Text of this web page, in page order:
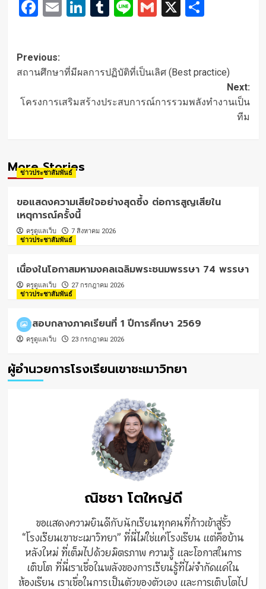
Facebook
Email
LinkedIn
Tumblr
LineGmail
X Share
Post
navigation
Previous:
สถานศึกษาที่มีผลการปฏิบัติที่เป็นเลิศ (Best practice)
Next:
โครงการเสริมสร้างประสบการณ์การรวมพลังทำงานเป็น
ทีม
More Stories
ข่าวประชาสัมพันธ์
ขอแสดงความเสียใจอย่างสุดซึ้ง ต่อการสูญเสียใน
เหตุการณ์ครั้งนี้
ครูดูแลเว็บ
7 สิงหาคม 2026
ข่าวประชาสัมพันธ์
เนื่องในโอกาสมหามงคลเฉลิมพระชนมพรรษา 74 พรรษา
ครูดูแลเว็บ
27 กรกฎาคม 2026
ข่าวประชาสัมพันธ์
การสอบกลางภาคเรียนที่ 1 ปีการศึกษา 2569
ครูดูแลเว็บ 23 กรกฎาคม 2026
ผู้อำนวยการโรงเรียนเขาชะเมาวิทยา
ณิชชา โตใหญ่ดี
ขอแสดงความยินดีกับนักเรียนทุกคนที่ก้าวเข้าสู่รั้ว
“โรงเรียนเขาชะเมาวิทยา” ที่นี่ไม่ใช่แค่โรงเรียน แต่คือบ้าน
หลังใหม่ ที่เต็มไปด้วยมิตรภาพ ความรู้ และโอกาสในการ
เติบโต ที่นี่เราเชื่อในพลังของการเรียนรู้ที่ไม่จำกัดแค่ใน
ห้องเรียน เราเชื่อในการเป็นตัวของตัวเอง และการเติบโตไป